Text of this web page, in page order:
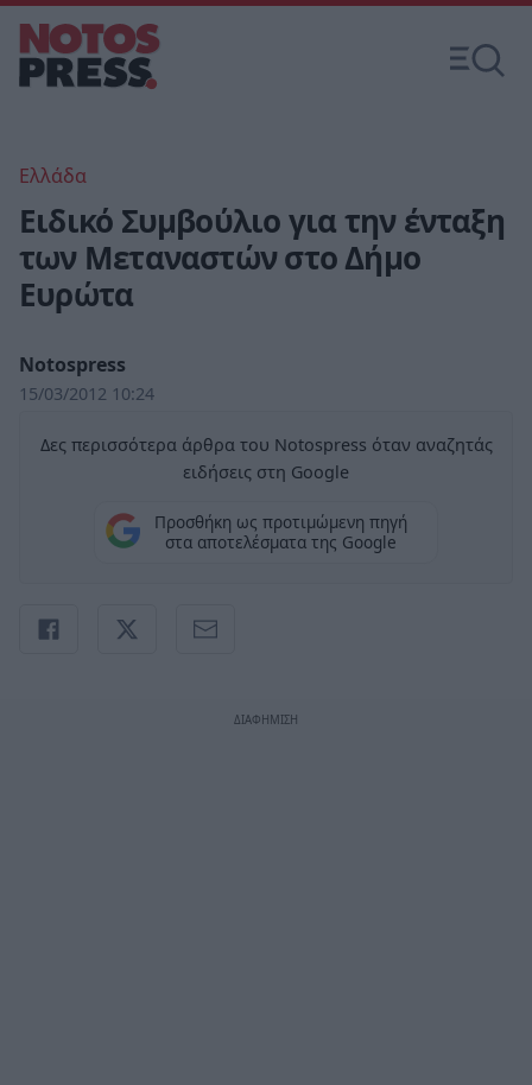
Ελλάδα
Ειδικό Συμβούλιο για την ένταξη
των Μεταναστών στο Δήμο
Ευρώτα
Notospress
15/03/2012 10:24
Δες περισσότερα άρθρα του Notospress όταν αναζητάς
ειδήσεις στη Google
Προσθήκη ως προτιμώμενη πηγή
στα αποτελέσματα της Google